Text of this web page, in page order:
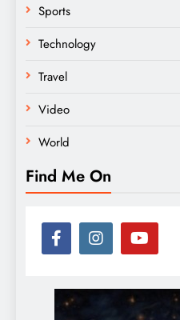
Sports
Technology
Travel
Video
World
Find Me On